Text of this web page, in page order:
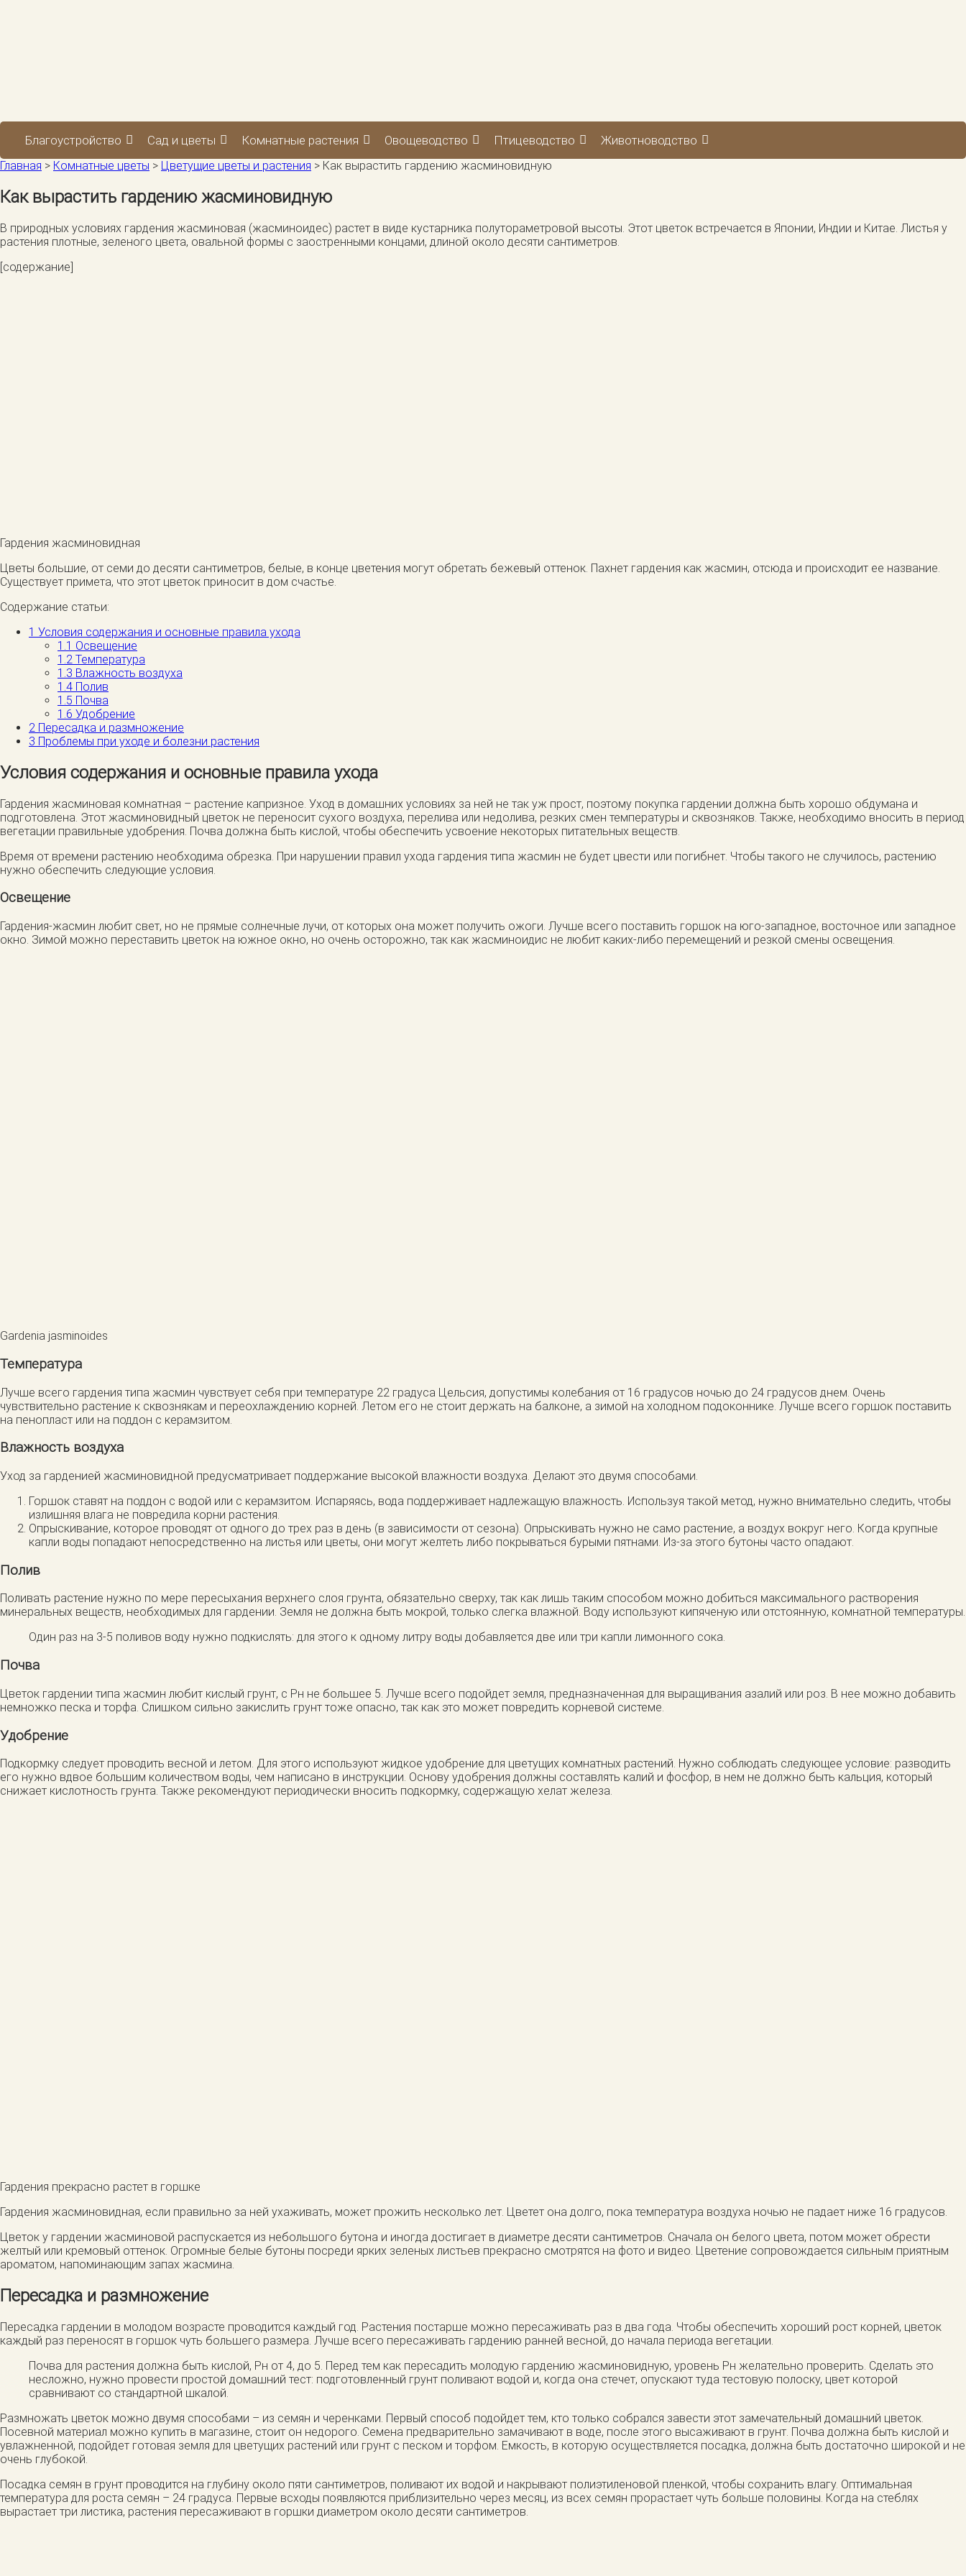
Благоустройство Сад и цветы Комнатные растения Овощеводство Птицеводство Животноводство
Главная > Комнатные цветы > Цветущие цветы и растения > Как вырастить гардению жасминовидную
Как вырастить гардению жасминовидную
В природных условиях гардения жасминовая (жасминоидес) растет в виде кустарника полутораметровой высоты. Этот цветок встречается в Японии, Индии и Китае. Листья у
растения плотные, зеленого цвета, овальной формы с заостренными концами, длиной около десяти сантиметров.
[содержание]
Гардения жасминовидная
Цветы большие, от семи до десяти сантиметров, белые, в конце цветения могут обретать бежевый оттенок. Пахнет гардения как жасмин, отсюда и происходит ее название.
Существует примета, что этот цветок приносит в дом счастье.
Содержание статьи:
1 Условия содержания и основные правила ухода
1.1 Освещение
1.2 Температура
1.3 Влажность воздуха
1.4 Полив
1.5 Почва
1.6 Удобрение
2 Пересадка и размножение
3 Проблемы при уходе и болезни растения
Условия содержания и основные правила ухода
Гардения жасминовая комнатная – растение капризное. Уход в домашних условиях за ней не так уж прост, поэтому покупка гардении должна быть хорошо обдумана и
подготовлена. Этот жасминовидный цветок не переносит сухого воздуха, перелива или недолива, резких смен температуры и сквозняков. Также, необходимо вносить в период
вегетации правильные удобрения. Почва должна быть кислой, чтобы обеспечить усвоение некоторых питательных веществ.
Время от времени растению необходима обрезка. При нарушении правил ухода гардения типа жасмин не будет цвести или погибнет. Чтобы такого не случилось, растению
нужно обеспечить следующие условия.
Освещение
Гардения-жасмин любит свет, но не прямые солнечные лучи, от которых она может получить ожоги. Лучше всего поставить горшок на юго-западное, восточное или западное
окно. Зимой можно переставить цветок на южное окно, но очень осторожно, так как жасминоидис не любит каких-либо перемещений и резкой смены освещения.
Gardenia jasminoides
Температура
Лучше всего гардения типа жасмин чувствует себя при температуре 22 градуса Цельсия, допустимы колебания от 16 градусов ночью до 24 градусов днем. Очень
чувствительно растение к сквознякам и переохлаждению корней. Летом его не стоит держать на балконе, а зимой на холодном подоконнике. Лучше всего горшок поставить
на пенопласт или на поддон с керамзитом.
Влажность воздуха
Уход за гарденией жасминовидной предусматривает поддержание высокой влажности воздуха. Делают это двумя способами.
Горшок ставят на поддон с водой или с керамзитом. Испаряясь, вода поддерживает надлежащую влажность. Используя такой метод, нужно внимательно следить, чтобы
излишняя влага не повредила корни растения.
Опрыскивание, которое проводят от одного до трех раз в день (в зависимости от сезона). Опрыскивать нужно не само растение, а воздух вокруг него. Когда крупные
капли воды попадают непосредственно на листья или цветы, они могут желтеть либо покрываться бурыми пятнами. Из-за этого бутоны часто опадают.
Полив
Поливать растение нужно по мере пересыхания верхнего слоя грунта, обязательно сверху, так как лишь таким способом можно добиться максимального растворения
минеральных веществ, необходимых для гардении. Земля не должна быть мокрой, только слегка влажной. Воду используют кипяченую или отстоянную, комнатной температуры.
Один раз на 3-5 поливов воду нужно подкислять: для этого к одному литру воды добавляется две или три капли лимонного сока.
Почва
Цветок гардении типа жасмин любит кислый грунт, с Рн не большее 5. Лучше всего подойдет земля, предназначенная для выращивания азалий или роз. В нее можно добавить
немножко песка и торфа. Слишком сильно закислить грунт тоже опасно, так как это может повредить корневой системе.
Удобрение
Подкормку следует проводить весной и летом. Для этого используют жидкое удобрение для цветущих комнатных растений. Нужно соблюдать следующее условие: разводить
его нужно вдвое большим количеством воды, чем написано в инструкции. Основу удобрения должны составлять калий и фосфор, в нем не должно быть кальция, который
снижает кислотность грунта. Также рекомендуют периодически вносить подкормку, содержащую хелат железа.
Гардения прекрасно растет в горшке
Гардения жасминовидная, если правильно за ней ухаживать, может прожить несколько лет. Цветет она долго, пока температура воздуха ночью не падает ниже 16 градусов.
Цветок у гардении жасминовой распускается из небольшого бутона и иногда достигает в диаметре десяти сантиметров. Сначала он белого цвета, потом может обрести
желтый или кремовый оттенок. Огромные белые бутоны посреди ярких зеленых листьев прекрасно смотрятся на фото и видео. Цветение сопровождается сильным приятным
ароматом, напоминающим запах жасмина.
Пересадка и размножение
Пересадка гардении в молодом возрасте проводится каждый год. Растения постарше можно пересаживать раз в два года. Чтобы обеспечить хороший рост корней, цветок
каждый раз переносят в горшок чуть большего размера. Лучше всего пересаживать гардению ранней весной, до начала периода вегетации.
Почва для растения должна быть кислой, Рн от 4, до 5. Перед тем как пересадить молодую гардению жасминовидную, уровень Рн желательно проверить. Сделать это
несложно, нужно провести простой домашний тест: подготовленный грунт поливают водой и, когда она стечет, опускают туда тестовую полоску, цвет которой
сравнивают со стандартной шкалой.
Размножать цветок можно двумя способами – из семян и черенками. Первый способ подойдет тем, кто только собрался завести этот замечательный домашний цветок.
Посевной материал можно купить в магазине, стоит он недорого. Семена предварительно замачивают в воде, после этого высаживают в грунт. Почва должна быть кислой и
увлажненной, подойдет готовая земля для цветущих растений или грунт с песком и торфом. Емкость, в которую осуществляется посадка, должна быть достаточно широкой и не
очень глубокой.
Посадка семян в грунт проводится на глубину около пяти сантиметров, поливают их водой и накрывают полиэтиленовой пленкой, чтобы сохранить влагу. Оптимальная
температура для роста семян – 24 градуса. Первые всходы появляются приблизительно через месяц, из всех семян прорастает чуть больше половины. Когда на стеблях
вырастает три листика, растения пересаживают в горшки диаметром около десяти сантиметров.